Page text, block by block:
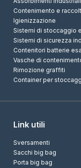
Contenimento e
Igienizzazione
Sistemi di stoccaggio
Sistemi di sicurezza
Contenitori batterie
Vasche di
Rimozione graffiti
Container per
Link utili
Sversamenti
Sacchi big bag
Porta big bag